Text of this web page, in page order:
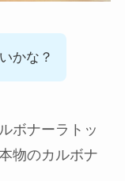
かな？
ボナーラトッ
物のカルボナ